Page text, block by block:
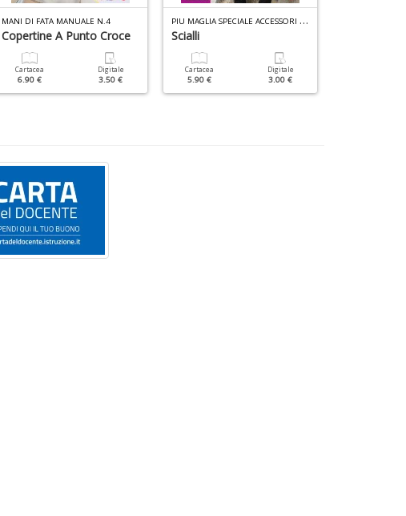
MANI DI FATA MANUALE N.4
Copertine A Punto Croce
Cartacea
6.90 €
Digitale
3.50 €
P
IU MAGLIA SPECIALE ACCESSORI N.4
Scialli
Cartacea
5.90 €
Digitale
3.00 €